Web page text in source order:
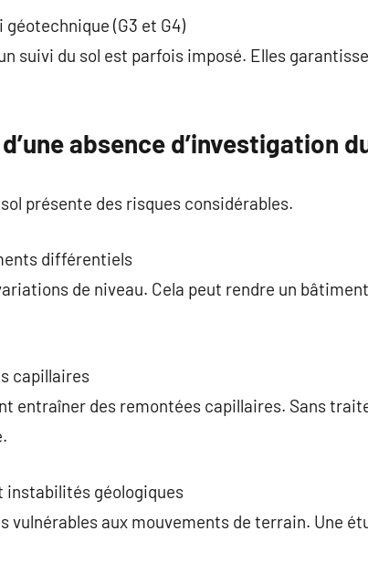
géotechnique (G3 et G4)
suivi du sol est parfois imposé. Elles
absence d’investigation
présente des risques considérables.
différentiels
de niveau. Cela peut rendre un
capillaires
entraîner des remontées capillaires. Sans
instabilités géologiques
vulnérables aux mouvements de terrain. Une